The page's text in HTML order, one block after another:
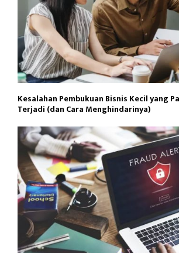
Kesalahan Pembukuan Bisnis Kecil yang
Terjadi (dan Cara Menghindarinya)